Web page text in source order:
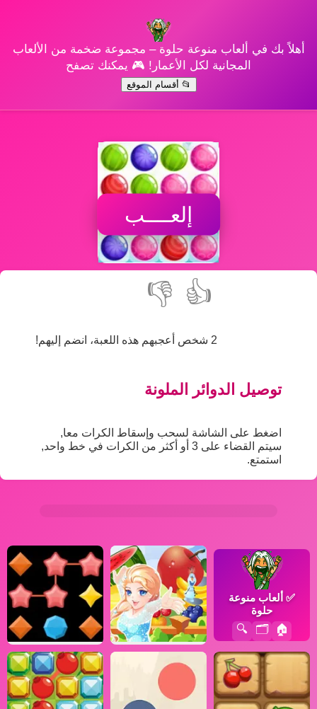
أهلاً بك في ألعاب منوعة حلوة – مجموعة ضخمة من الألعاب
المجانية لكل الأعمار! 🎮 يمكنك تصفح
📂 أقسام الموقع
إلعــــب
👍
👎
2 شخص أعجبهم هذه اللعبة، انضم إليهم!
توصيل الدوائر الملونة
اضغط على الشاشة لسحب وإسقاط الكرات معا,
سيتم القضاء على 3 أو أكثر من الكرات في خط واحد,
استمتع.
✅ ألعاب منوعة
حلوة
🏠
🗂️
🔍